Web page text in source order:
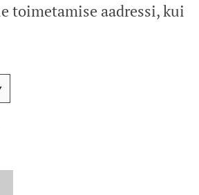
toimetamise aadressi, kui